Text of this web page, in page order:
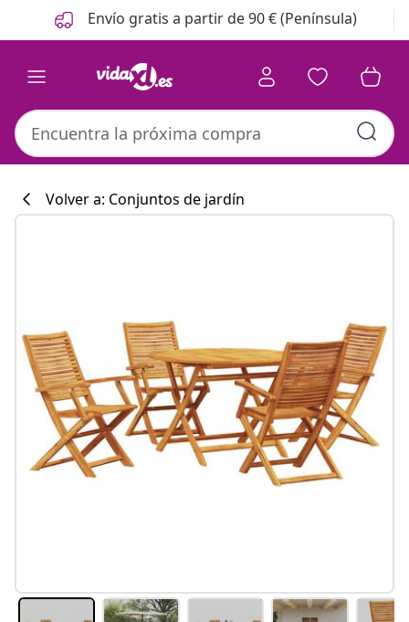
Anterior
Siguiente Envío gratis a partir de 90 € (Península)
#sharemevidaxl
Volver a: Conjuntos de jardín